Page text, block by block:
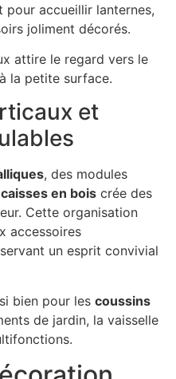
pour accueillir lanternes,
joliment décorés.
attire le regard vers le
la petite surface.
et
, des modules
caisses en bois crée des
Cette organisation
accessoires
un esprit convivial
bien pour les coussins
de jardin, la vaisselle